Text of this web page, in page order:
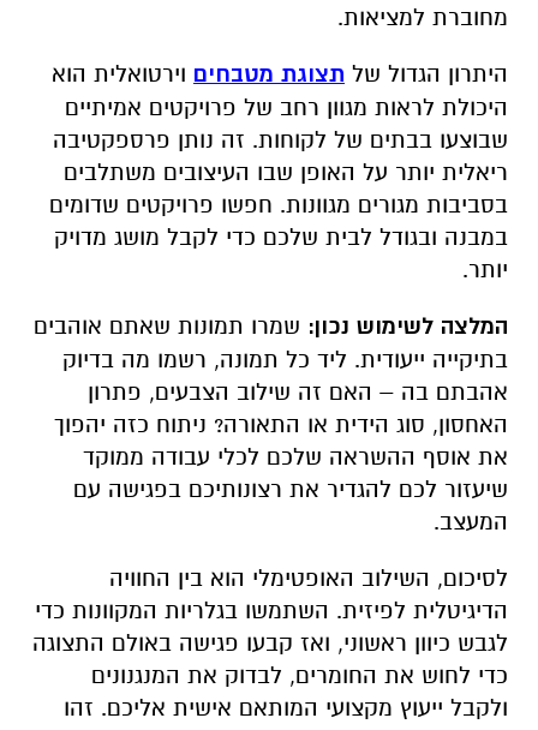
מחוברת למציאות.
היתרון הגדול של תצוגת מטבחים וירטואלית הוא
היכולת לראות מגוון רחב של פרויקטים אמיתיים
שבוצעו בבתים של לקוחות. זה נותן פרספקטיבה
ריאלית יותר על האופן שבו העיצובים משתלבים
בסביבות מגורים מגוונות. חפשו פרויקטים שדומים
במבנה ובגודל לבית שלכם כדי לקבל מושג מדויק
יותר.
המלצה לשימוש נכון: שמרו תמונות שאתם אוהבים
בתיקייה ייעודית. ליד כל תמונה, רשמו מה בדיוק
אהבתם בה – האם זה שילוב הצבעים, פתרון
האחסון, סוג הידית או התאורה? ניתוח כזה יהפוך
את אוסף ההשראה שלכם לכלי עבודה ממוקד
שיעזור לכם להגדיר את רצונותיכם בפגישה עם
המעצב.
לסיכום, השילוב האופטימלי הוא בין החוויה
הדיגיטלית לפיזית. השתמשו בגלריות המקוונות כדי
לגבש כיוון ראשוני, ואז קבעו פגישה באולם התצוגה
כדי לחוש את החומרים, לבדוק את המנגנונים
ולקבל ייעוץ מקצועי המותאם אישית אליכם. זהו